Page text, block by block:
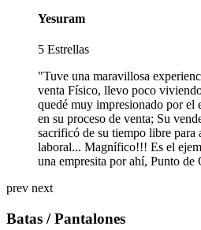
Yesuram
5 Estrellas
"Tuve una maravillosa
venta Físico, llevo poco
quedé muy impresionado por el
en su proceso de venta; Su
sacrificó de su tiempo libre para
laboral... Magnífico!!! Es el
una empresita por ahí, Punto
prev next
Batas / Pantalones